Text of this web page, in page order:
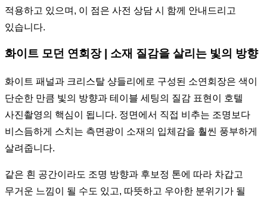
적용하고 있으며, 이 점은 사전 상담 시 함께 안내드리고
있습니다.
화이트 모던 연회장 | 소재 질감을 살리는 빛의 방향
화이트 패널과 크리스탈 샹들리에로 구성된 소연회장은 색이
단순한 만큼 빛의 방향과 테이블 세팅의 질감 표현이 호텔
사진촬영의 핵심이 됩니다. 정면에서 직접 비추는 조명보다
비스듬하게 스치는 측면광이 소재의 입체감을 훨씬 풍부하게
살려줍니다.
같은 흰 공간이라도 조명 방향과 후보정 톤에 따라 차갑고
무거운 느낌이 될 수도 있고, 따뜻하고 우아한 분위기가 될